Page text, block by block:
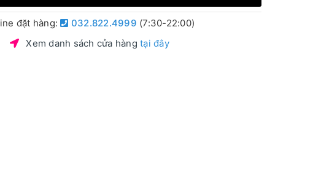
đặt hàng: 032.822.4999 (7:30-22:00)
Xem danh sách cửa hàngtại đây